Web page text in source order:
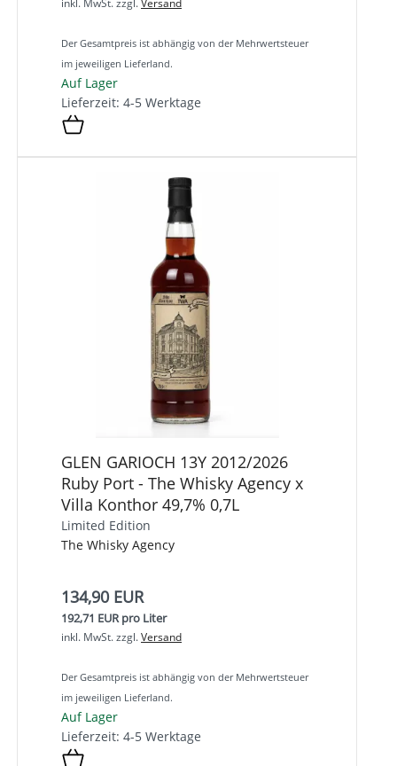
Der Gesamtpreis ist abhängig von der Mehrwertsteuer
im jeweiligen Lieferland.
Auf Lager
Lieferzeit: 4-5 Werktage
GLEN GARIOCH 13Y 2012/2026
Ruby Port - The Whisky Agency x
Villa Konthor 49,7% 0,7L
Limited Edition
The Whisky Agency
134,90 EUR
192,71 EUR pro Liter
inkl. MwSt.zzgl.Versand
Der Gesamtpreis ist abhängig von der Mehrwertsteuer
im jeweiligen Lieferland.
Auf Lager
Lieferzeit: 4-5 Werktage